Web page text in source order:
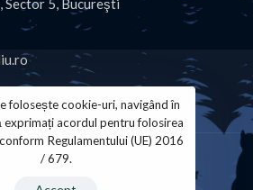
Sector 5, Bucureşti
folosește cookie-uri, navigând în
exprimați acordul pentru folosirea
Regulamentului (UE) 2016
/ 679.